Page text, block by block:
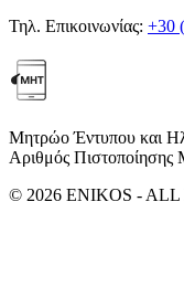
Τηλ. Επικοινωνίας: +30
Μητρώο Έντυπου και
Αριθμός
© 2026 ENIKOS - ALL